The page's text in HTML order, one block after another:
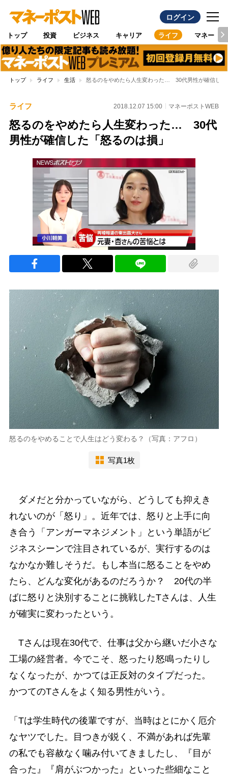
ログイン
トップ 投資 ビジネス キャリア ライフ マネー
トップ ライフ 生活 怒るのをやめたら人生変わった… 30代男性が確信した
ライフ 2018.12.07 15:00 マネーポストWEB
怒るのをやめたら人生変わった… 30代
男性が確信した「怒るのは損」
怒るのをやめることで人生はどう変わる？（写真：アフロ）
写真1枚
ダメだと分かっていながら、どうしても抑えき
れないのが「怒り」。近年では、怒りと上手に向
き合う「アンガーマネジメント」という単語がビ
ジネスシーンで注目されているが、実行するのは
なかなか難しそうだ。もし本当に怒ることをやめ
たら、どんな変化があるのだろうか？ 20代の半
ばに怒りと決別することに挑戦したTさんは、人生
が確実に変わったという。
Tさんは現在30代で、仕事は父から継いだ小さな
工場の経営者。今でこそ、怒ったり怒鳴ったりし
なくなったが、かつては正反対のタイプだった。
かつてのTさんをよく知る男性がいう。
「Tは学生時代の後輩ですが、当時はとにかく厄介
なヤツでした。目つきが鋭く、不満があれば先輩
の私でも容赦なく噛み付いてきましたし、『目が
合った』『肩がぶつかった』といった些細なこと